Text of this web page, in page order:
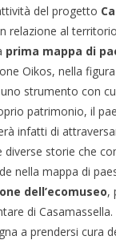
del progetto
relazione al
prima mappa di
Oikos, nella
strumento con
patrimonio, il
infatti di
storie che
nella mappa di
dell’ecomuseo,
di
a prendersi cura